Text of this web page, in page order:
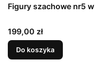
Figury szachowe nr5
Cena
199,00 zł
Do koszyka